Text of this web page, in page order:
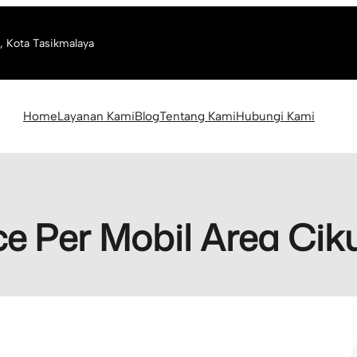
Kota Tasikmalaya
HomeLayanan KamiBlogTentang KamiHubungi Kami
Per Mobil Area